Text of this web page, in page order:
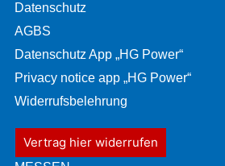
Datenschutz
AGBS
Datenschutz App „HG Power“
Privacy notice app „HG Power“
Widerrufsbelehrung
Vertrag hier widerrufen